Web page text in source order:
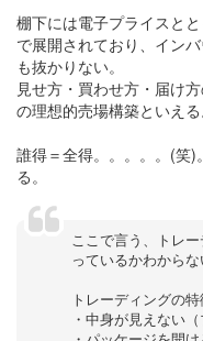
棚下には電子プライスと
で展開されており、イン
も抜かりない。
見せ方・買わせ方・届け
の理想的売場構築といえる
誰得＝全得。。。。。(笑
る。
ここで言う、トレ
っているかわから
トレーディングの
・中身が見えない（